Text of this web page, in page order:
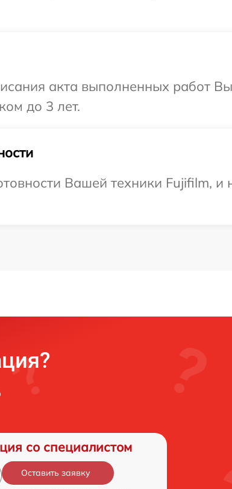
акта выполненных работ
до 3 лет.
Вашей техники Fujifilm, и
со специалистом
Оставить заявку